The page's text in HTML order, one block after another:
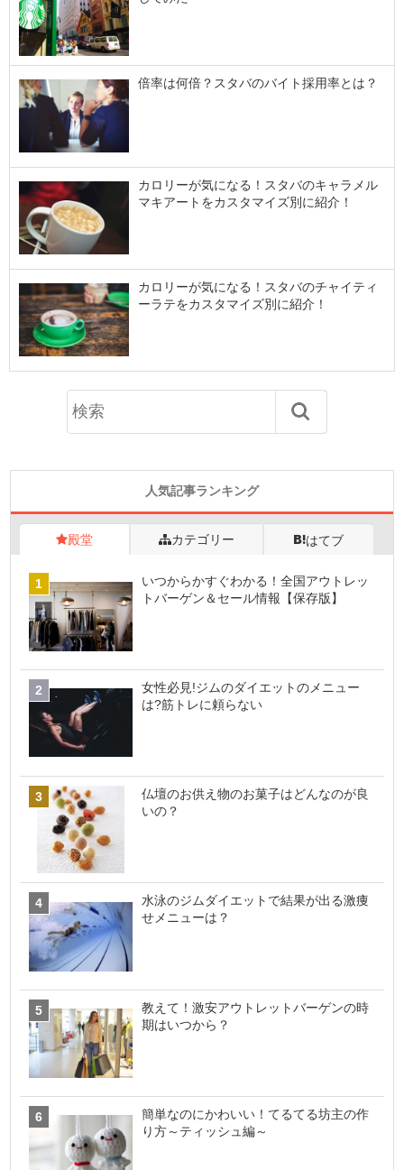
倍率は何倍？スタバのバイト採用率とは？
カロリーが気になる！スタバのキャラメル
マキアートをカスタマイズ別に紹介！
カロリーが気になる！スタバのチャイティ
ーラテをカスタマイズ別に紹介！
人気記事ランキング
殿堂 カテゴリー はてブ
いつからかすぐわかる！全国アウトレッ
トバーゲン＆セール情報【保存版】
女性必見!ジムのダイエットのメニュー
は?筋トレに頼らない
仏壇のお供え物のお菓子はどんなのが良
いの？
水泳のジムダイエットで結果が出る激痩
せメニューは？
教えて！激安アウトレットバーゲンの時
期はいつから？
簡単なのにかわいい！てるてる坊主の作
り方～ティッシュ編～